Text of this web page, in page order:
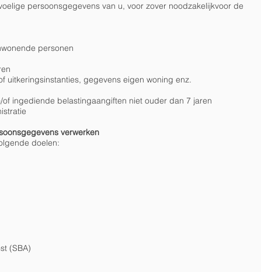
persoonsgegevens van u, voor zover noodzakelijkvoor de
personen
uitkeringsinstanties, gegevens eigen woning enz.
ingediende belastingaangiften niet ouder dan 7 jaren
verwerken
doelen:
(SBA)